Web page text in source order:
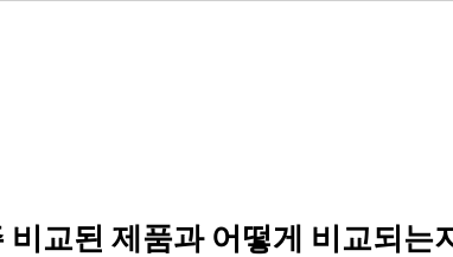
비교된 제품과 어떻게 비교되는